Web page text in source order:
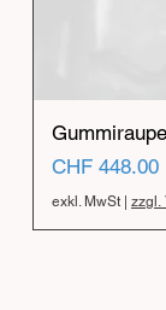
Preis
CHF 448.00
exkl. MwSt | zzgl.